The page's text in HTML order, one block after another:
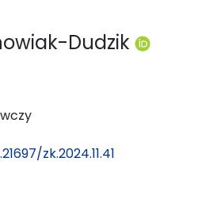
Dudzik
zk.2024.11.41